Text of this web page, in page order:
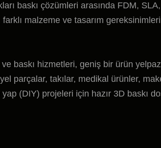
baskı çözümleri arasında FDM,
farklı malzeme ve tasarım
ve baskı hizmetleri, geniş bir ürün
parçalar, takılar, medikal ürünler,
(DIY) projeleri için hazır 3D baskı